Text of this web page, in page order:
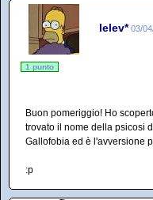
lelev* 03/
1 punto
Buon pomeriggio! Ho
trovato il nome della psicosi
Gallofobia ed è l'avversione
:p